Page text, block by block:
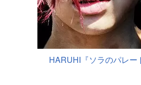
HARUHI『ソラのパレー